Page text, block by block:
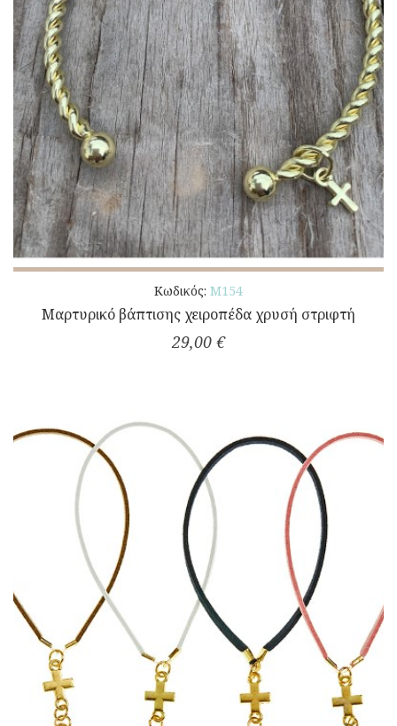
Κωδικός: Μ154
Μαρτυρικό βάπτισης χειροπέδα χρυσή στριφτή
29,00 €